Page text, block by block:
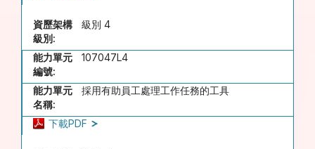
資歷架構
級別:
級別 4
能力單元
編號:
107047L4
能力單元
名稱:
採用有助員工處理工作任務的工具
下載PDF